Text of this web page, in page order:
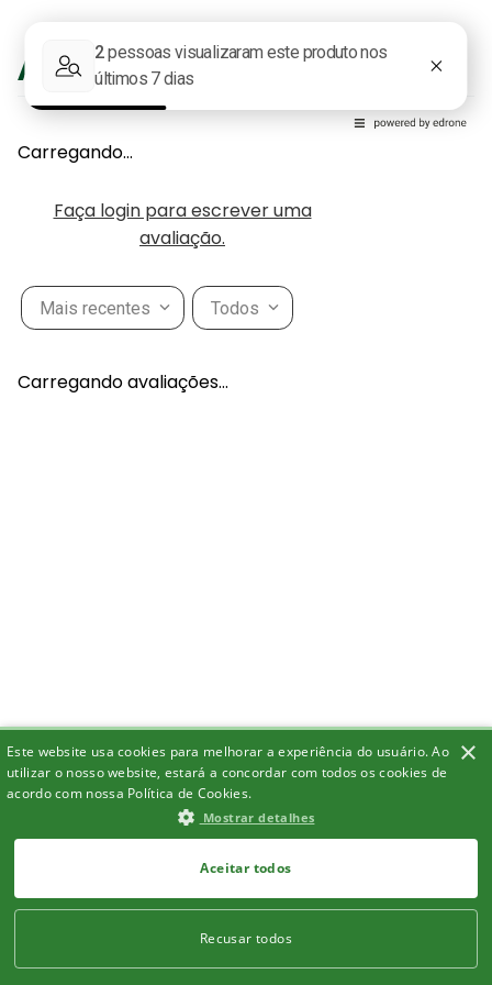
Avaliações
Carregando…
Faça login para escrever uma
avaliação.
Mais recentes Todos
Carregando avaliações…
×
Este website usa cookies para melhorar a experiência do usuário. Ao
utilizar o nosso website, estará a concordar com todos os cookies de
acordo com nossa Política de Cookies.
Mostrar detalhes
Aceitar todos
Recusar todos